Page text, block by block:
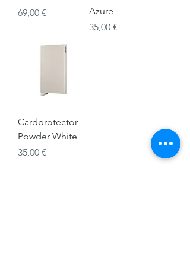
Prix
69,00 €
Azure
Prix
35,00 €
Cardprotector -
Powder White
Prix
35,00 €